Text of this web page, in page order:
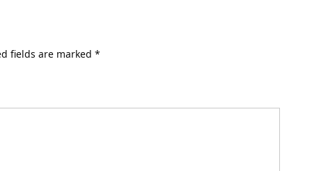
fields are marked *